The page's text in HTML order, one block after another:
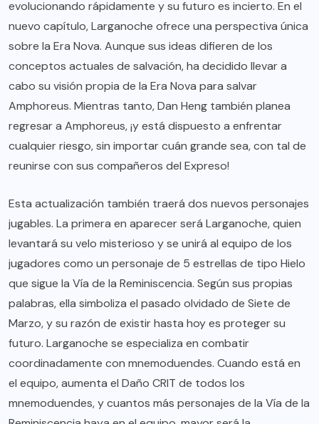
evolucionando rápidamente y su futuro es incierto. En el
nuevo capítulo, Larganoche ofrece una perspectiva única
sobre la Era Nova. Aunque sus ideas difieren de los
conceptos actuales de salvación, ha decidido llevar a
cabo su visión propia de la Era Nova para salvar
Amphoreus. Mientras tanto, Dan Heng también planea
regresar a Amphoreus, ¡y está dispuesto a enfrentar
cualquier riesgo, sin importar cuán grande sea, con tal de
reunirse con sus compañeros del Expreso!
Esta actualización también traerá dos nuevos personajes
jugables. La primera en aparecer será Larganoche, quien
levantará su velo misterioso y se unirá al equipo de los
jugadores como un personaje de 5 estrellas de tipo Hielo
que sigue la Vía de la Reminiscencia. Según sus propias
palabras, ella simboliza el pasado olvidado de Siete de
Marzo, y su razón de existir hasta hoy es proteger su
futuro. Larganoche se especializa en combatir
coordinadamente con mnemoduendes. Cuando está en
el equipo, aumenta el Daño CRIT de todos los
mnemoduendes, y cuantos más personajes de la Vía de la